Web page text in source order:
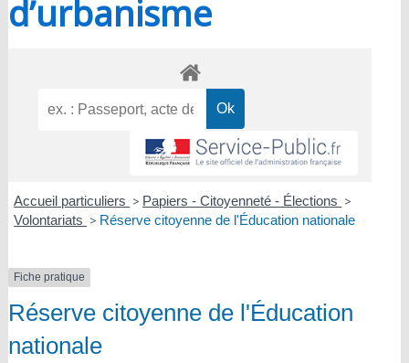
d’urbanisme
Accueil particuliers > Papiers - Citoyenneté - Élections >
Volontariats > Réserve citoyenne de l'Éducation nationale
Fiche pratique
Réserve citoyenne de l'Éducation
nationale